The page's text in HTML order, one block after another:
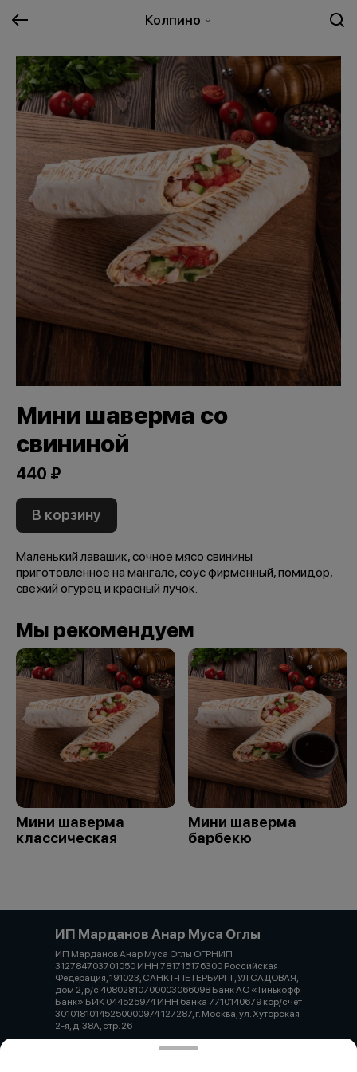
Колпино
Мини шаверма со
свининой
440 ₽
В корзину
Маленький лавашик, сочное мясо свинины
приготовленное на мангале, соус фирменный, помидор,
свежий огурец и красный лучок.
Мы рекомендуем
Мини шаверма
классическая
Мини шаверма
барбекю
ИП Марданов Анар Муса Оглы
ИП Марданов Анар Муса Оглы ОГРНИП
312784703701050 ИНН 781715176300 Российская
Федерация, 191023, САНКТ-ПЕТЕРБУРГ Г, УЛ САДОВАЯ,
дом 2, р/с 40802810700003066098 Банк АО «Тинькофф
Банк» БИК 044525974 ИНН банка 7710140679 кор/счет
30101810145250000974 127287, г. Москва, ул. Хуторская
2-я, д. 38А, стр. 26